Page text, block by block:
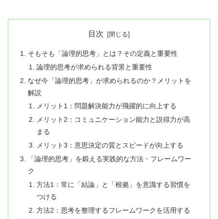
目次
そもそも「論理的思考」とは？その定義と重要性
論理的思考が求められる背景と重要性
なぜ今「論理的思考」が求められるのか？メリットを
解説
メリット1：問題解決能力が飛躍的に向上する
メリット2：コミュニケーション能力と説得力が高
まる
メリット3：意思決定の質とスピードが向上する
「論理的思考」を鍛える実践的な方法・フレームワー
ク
方法1：常に「結論」と「根拠」を意識する習慣を
つける
方法2：思考を整理するフレームワークを活用する